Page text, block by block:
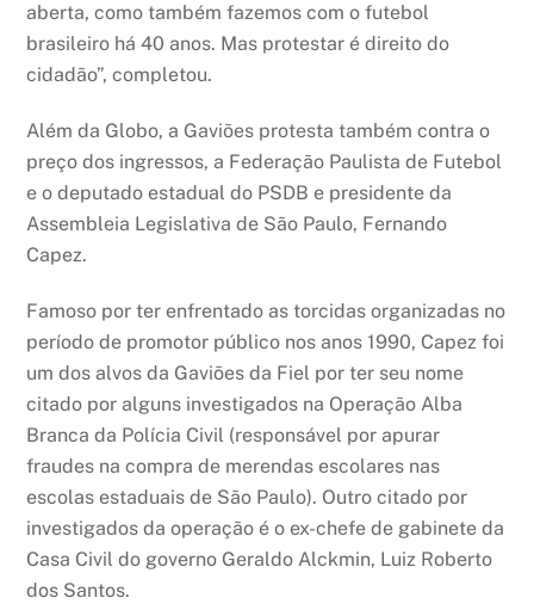
aberta, como também fazemos com o futebol
brasileiro há 40 anos. Mas protestar é direito do
cidadão”, completou.
Além da Globo, a Gaviões protesta também contra o
preço dos ingressos, a Federação Paulista de Futebol
e o deputado estadual do PSDB e presidente da
Assembleia Legislativa de São Paulo, Fernando
Capez.
Famoso por ter enfrentado as torcidas organizadas no
período de promotor público nos anos 1990, Capez foi
um dos alvos da Gaviões da Fiel por ter seu nome
citado por alguns investigados na Operação Alba
Branca da Polícia Civil (responsável por apurar
fraudes na compra de merendas escolares nas
escolas estaduais de São Paulo). Outro citado por
investigados da operação é o ex-chefe de gabinete da
Casa Civil do governo Geraldo Alckmin, Luiz Roberto
dos Santos.